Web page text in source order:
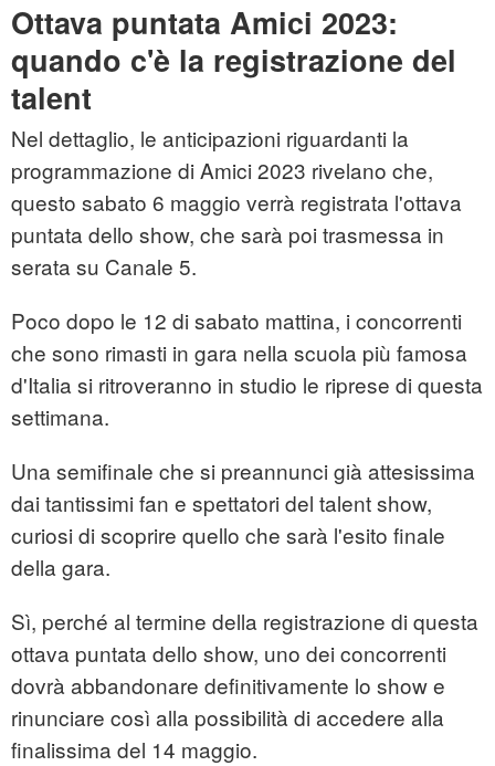
Ottava puntata Amici 2023:
quando c'è la registrazione del
talent
Nel dettaglio, le anticipazioni riguardanti la
programmazione di Amici 2023 rivelano che,
questo sabato 6 maggio verrà registrata l'ottava
puntata dello show, che sarà poi trasmessa in
serata su Canale 5.
Poco dopo le 12 di sabato mattina, i concorrenti
che sono rimasti in gara nella scuola più famosa
d'Italia si ritroveranno in studio le riprese di questa
settimana.
Una semifinale che si preannunci già attesissima
dai tantissimi fan e spettatori del talent show,
curiosi di scoprire quello che sarà l'esito finale
della gara.
Sì, perché al termine della registrazione di questa
ottava puntata dello show, uno dei concorrenti
dovrà abbandonare definitivamente lo show e
rinunciare così alla possibilità di accedere alla
finalissima del 14 maggio.